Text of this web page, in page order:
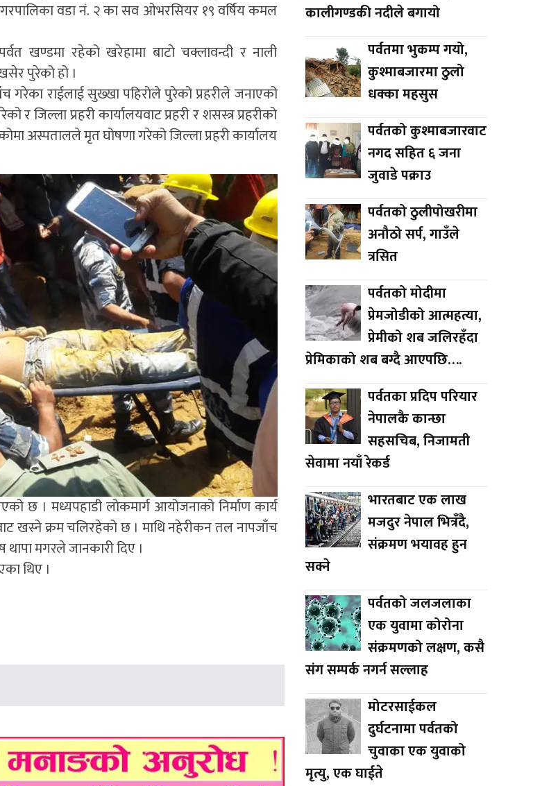
वडा नं. २ का सव ओभरसियर १९ वर्षिय कमल
खण्डमा रहेको खरेहामा बाटो चक्लावन्दी र नाली
पुरेको हो ।
गरेका राईलाई सुख्खा पहिरोले पुरेको प्रहरीले जनाएको
जिल्ला प्रहरी कार्यालयवाट प्रहरी र शसस्त्र प्रहरीको
अस्पतालले मृत घोषणा गरेको जिल्ला प्रहरी कार्यालय
छ । मध्यपहाडी लोकमार्ग आयोजनाको निर्माण कार्य
खस्ने क्रम चलिरहेको छ । माथि नहेरीकन तल नापजाँच
मगरले जानकारी दिए ।
थिए ।
कालीगण्डकी नदीले बगायो
पर्वतमा भुकम्प गयो,
कुश्माबजारमा ठुलो
धक्का महसुस
पर्वतको कुश्माबजारवाट
नगद सहित ६ जना
जुवाडे पक्राउ
पर्वतको ठुलीपोखरीमा
अनौठो सर्प, गाउँले
त्रसित
पर्वतको मोदीमा
प्रेमजोडीको आत्महत्या,
प्रेमीको शब जलिरहँदा
प्रेमिकाको शब बग्दै आएपछि….
पर्वतका प्रदिप परियार
नेपालकै कान्छा
सहसचिब, निजामती
सेवामा नयाँ रेकर्ड
भारतबाट एक लाख
मजदुर नेपाल भित्रँदै,
संक्रमण भयावह हुन
सक्ने
पर्वतको जलजलाका
एक युवामा कोरोना
संक्रमणको लक्षण, कसै
संग सम्पर्क नगर्न सल्लाह
मोटरसाईकल
दुर्घटनामा पर्वतको
चुवाका एक युवाको
मृत्यु, एक घाईते